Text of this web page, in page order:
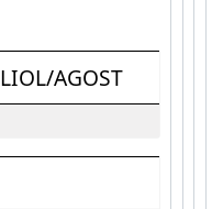
AGOST